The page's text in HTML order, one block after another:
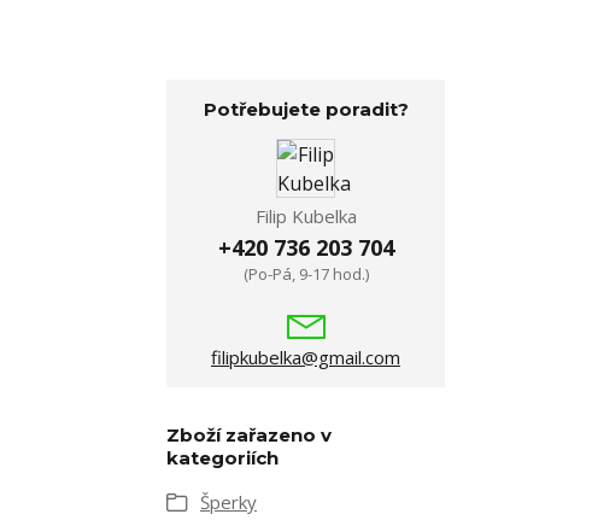
Potřebujete poradit?
Filip Kubelka
+420 736 203 704
(Po-Pá, 9-17 hod.)
filipkubelka@gmail.com
Zboží zařazeno v
kategoriích
Šperky